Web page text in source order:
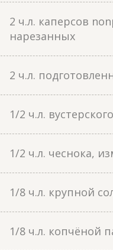
2 ч.л. каперсов
нарезанных
2 ч.л.
1/2 ч.л.
1/2 ч.л. чеснока,
1/8 ч.л. крупной
1/8 ч.л. копчёной